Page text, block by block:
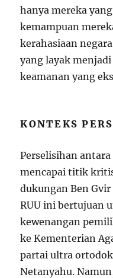
hanya mereka
kemampuan
kerahasiaan
yang layak
keamanan yang
KONTEKS
Perselisihan
mencapai titik
dukungan Ben Gvir
RUU ini bertujuan
kewenangan
ke Kementerian
partai ultra
Netanyahu.